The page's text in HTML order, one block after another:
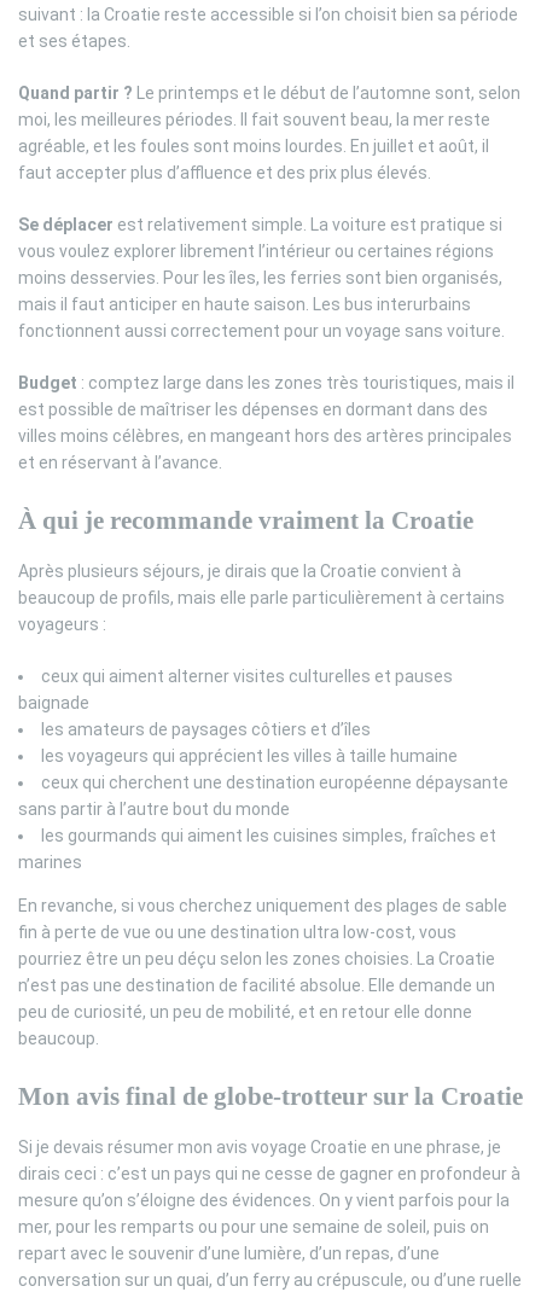
suivant : la Croatie reste accessible si l’on choisit bien sa période
et ses étapes.
Quand partir ? Le printemps et le début de l’automne sont, selon
moi, les meilleures périodes. Il fait souvent beau, la mer reste
agréable, et les foules sont moins lourdes. En juillet et août, il
faut accepter plus d’affluence et des prix plus élevés.
Se déplacer est relativement simple. La voiture est pratique si
vous voulez explorer librement l’intérieur ou certaines régions
moins desservies. Pour les îles, les ferries sont bien organisés,
mais il faut anticiper en haute saison. Les bus interurbains
fonctionnent aussi correctement pour un voyage sans voiture.
Budget : comptez large dans les zones très touristiques, mais il
est possible de maîtriser les dépenses en dormant dans des
villes moins célèbres, en mangeant hors des artères principales
et en réservant à l’avance.
À qui je recommande vraiment la Croatie
Après plusieurs séjours, je dirais que la Croatie convient à
beaucoup de profils, mais elle parle particulièrement à certains
voyageurs :
ceux qui aiment alterner visites culturelles et pauses
baignade
les amateurs de paysages côtiers et d’îles
les voyageurs qui apprécient les villes à taille humaine
ceux qui cherchent une destination européenne dépaysante
sans partir à l’autre bout du monde
les gourmands qui aiment les cuisines simples, fraîches et
marines
En revanche, si vous cherchez uniquement des plages de sable
fin à perte de vue ou une destination ultra low-cost, vous
pourriez être un peu déçu selon les zones choisies. La Croatie
n’est pas une destination de facilité absolue. Elle demande un
peu de curiosité, un peu de mobilité, et en retour elle donne
beaucoup.
Mon avis final de globe-trotteur sur la Croatie
Si je devais résumer mon avis voyage Croatie en une phrase, je
dirais ceci : c’est un pays qui ne cesse de gagner en profondeur à
mesure qu’on s’éloigne des évidences. On y vient parfois pour la
mer, pour les remparts ou pour une semaine de soleil, puis on
repart avec le souvenir d’une lumière, d’un repas, d’une
conversation sur un quai, d’un ferry au crépuscule, ou d’une ruelle